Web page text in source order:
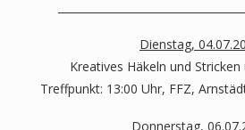
Dienstag,
Kreatives Häkeln und
Treffpunkt: 13:00 Uhr, FFZ,
Donnerstag,